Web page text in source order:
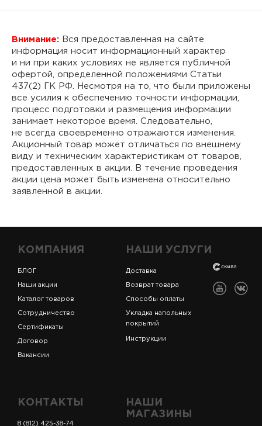
Внимание: Вся предоставленная на сайте
информация носит информационный характер
и ни при каких условиях не является публичной
офертой, определенной положениями Статьи
437(2) ГК РФ. Несмотря на то, что были приложены
все усилия к обеспечению точности информации,
процесс подготовки и размещения информации
занимает некоторое время. Следовательно,
не всегда своевременно отражаются изменения.
Акционный товар может отличаться по внешнему
виду и техническим характеристикам от товаров,
предоставленных в акции. В течение проведения
акции цена может быть изменена относительно
заявленной в акции.
КОМПАНИЯ
БЛОГ
Наши акции
Каталог товаров
Сотрудничество
Сертификаты
Договор
Вакансии
НАШИ УСЛУГИ
Доставка
Возврат товара
Способы оплаты
Укладка напольных
покрытий
Инструкции
КОНТАКТЫ
8 (812) 425-38-74
НАШИ
МАГАЗИНЫ